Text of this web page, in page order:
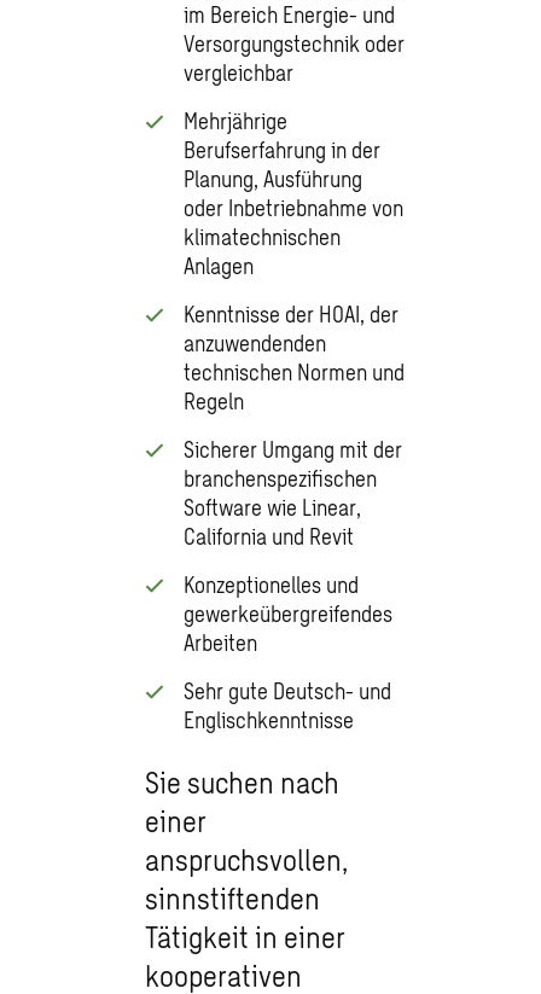
im Bereich Energie- und
Versorgungstechnik oder
vergleichbar
Mehrjährige
Berufserfahrung in der
Planung, Ausführung
oder Inbetriebnahme von
klimatechnischen
Anlagen
Kenntnisse der HOAI, der
anzuwendenden
technischen Normen und
Regeln
Sicherer Umgang mit der
branchenspezifischen
Software wie Linear,
California und Revit
Konzeptionelles und
gewerkeübergreifendes
Arbeiten
Sehr gute Deutsch- und
Englischkenntnisse
Sie suchen nach
einer
anspruchsvollen,
sinnstiftenden
Tätigkeit in einer
kooperativen